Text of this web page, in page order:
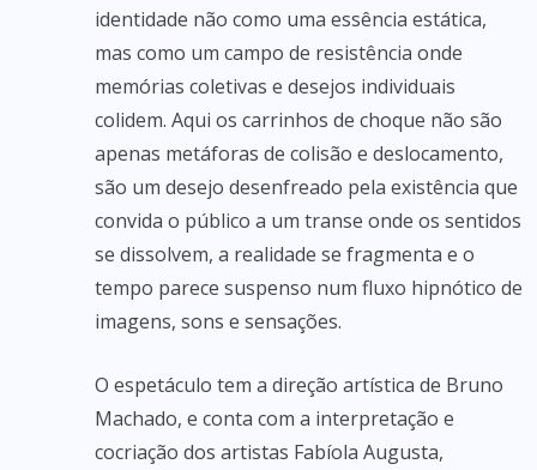
identidade não como uma essência estática,
mas como um campo de resistência onde
memórias coletivas e desejos individuais
colidem. Aqui os carrinhos de choque não são
apenas metáforas de colisão e deslocamento,
são um desejo desenfreado pela existência que
convida o público a um transe onde os sentidos
se dissolvem, a realidade se fragmenta e o
tempo parece suspenso num fluxo hipnótico de
imagens, sons e sensações.
O espetáculo tem a direção artística de Bruno
Machado, e conta com a interpretação e
cocriação dos artistas Fabíola Augusta,